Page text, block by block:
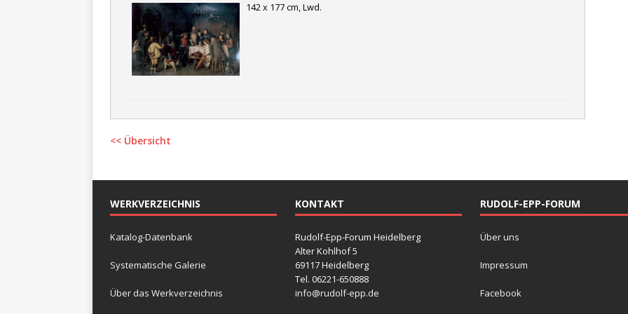
142 x 177 cm, Lwd.
<< Übersicht
WERKVERZEICHNIS
Katalog-Datenbank
Systematische Galerie
Über das Werkverzeichnis
KONTAKT
Rudolf-Epp-Forum Heidelberg
Alter Kohlhof 5
69117 Heidelberg
Tel. 06221-650888
info@rudolf-epp.de
RUDOLF-EPP-FORUM
Über uns
Impressum
Facebook